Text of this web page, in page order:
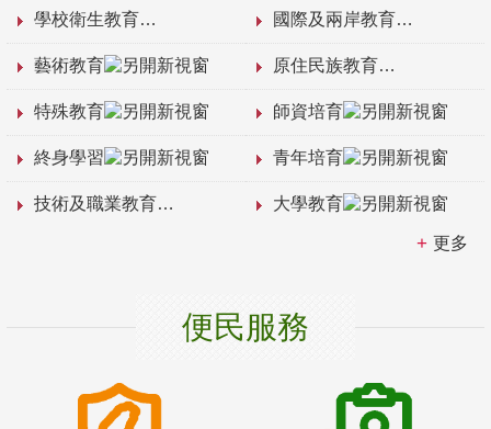
學校衛生教育 國際及兩岸教育
藝術教育 原住民族教育
特殊教育 師資培育
終身學習 青年培育
技術及職業教育 大學教育
更多
便民服務